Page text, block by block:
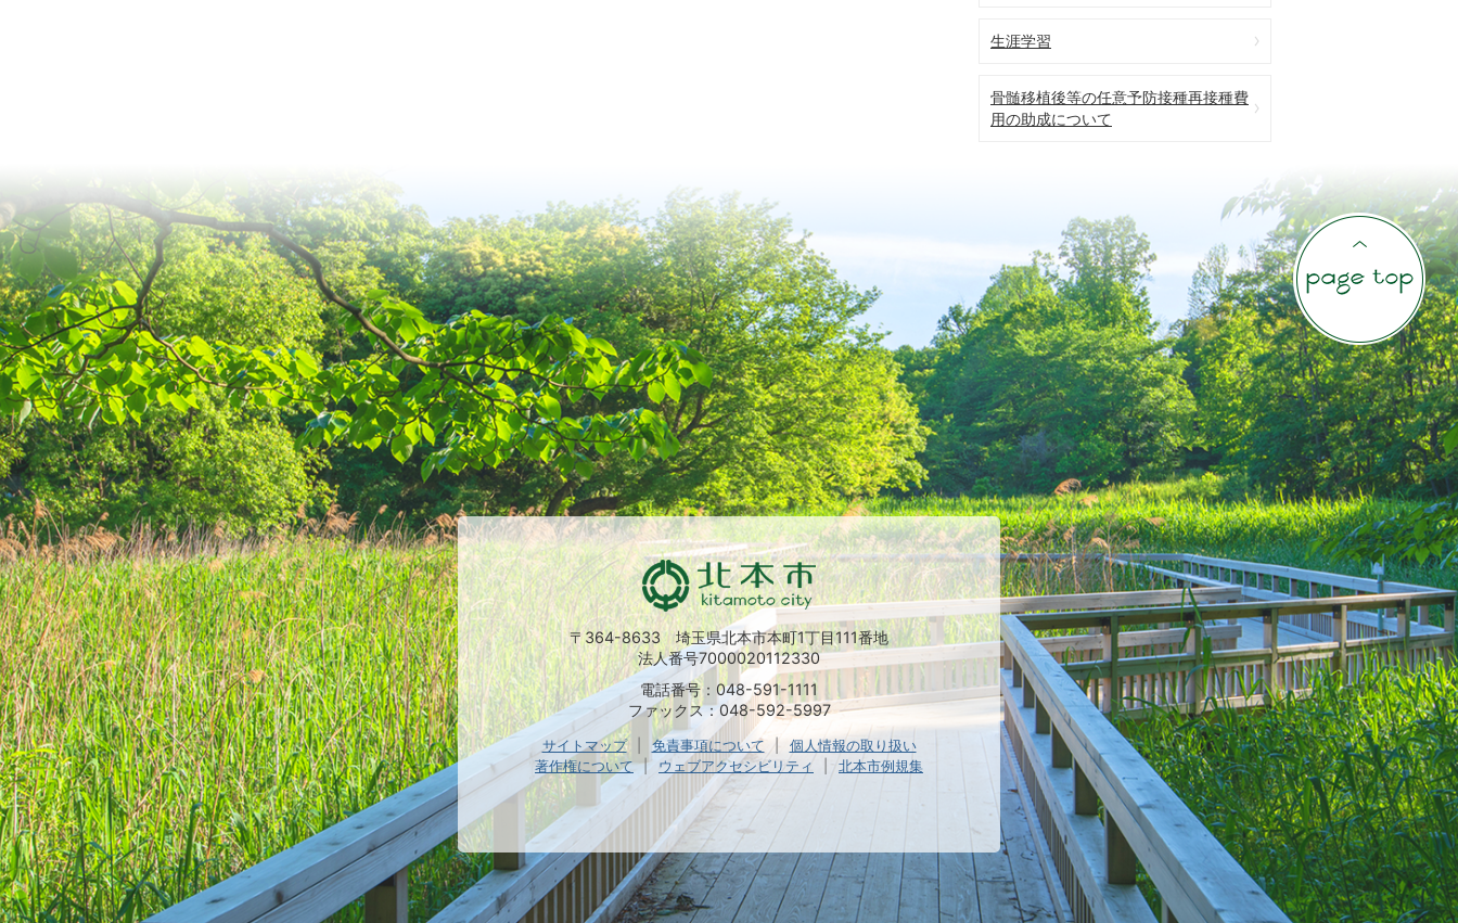
生涯学習
骨髄移植後等の任意予防接種再接種費
用の助成について
〒364-8633 埼玉県北本市本町1丁目111番地
法人番号7000020112330
電話番号：048-591-1111
ファックス：048-592-5997
サイトマップ 免責事項について
個人情報の取り扱い
著作権について
ウェブアクセシビリティ 北本市例規集